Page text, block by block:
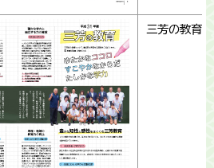
三芳の教育